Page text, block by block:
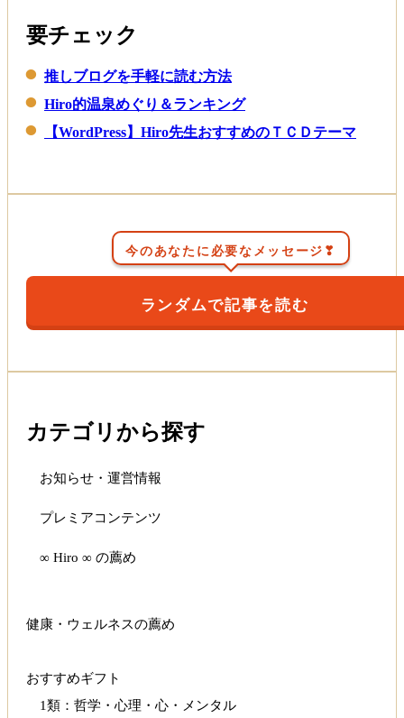
要チェック
推しブログを手軽に読む方法
Hiro的温泉めぐり＆ランキング
【WordPress】Hiro先生おすすめのＴＣＤテーマ
今のあなたに必要なメッセージ❣
ランダムで記事を読む
カテゴリから探す
お知らせ・運営情報
プレミアコンテンツ
∞ Hiro ∞ の薦め
健康・ウェルネスの薦め
おすすめギフト
1類：哲学・心理・心・メンタル